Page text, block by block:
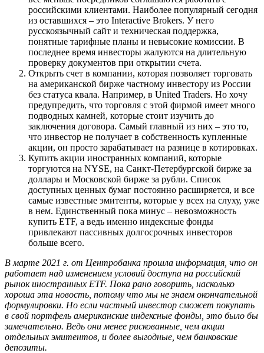
российскими клиентами. Наиболее популярный сегодня
из оставшихся – это Interactive Brokers. У него
русскоязычный сайт и техническая поддержка,
понятные тарифные планы и невысокие комиссии. В
последнее время инвесторы жалуются на длительную
проверку документов при открытии счета.
Открыть счет в компании, которая позволяет торговать
на американской бирже частному инвестору из России
без статуса квала. Например, в United Traders. Но хочу
предупредить, что торговля с этой фирмой имеет много
подводных камней, которые стоит изучить до
заключения договора. Самый главный из них – это то,
что инвестор не получает в собственность купленные
акции, он просто зарабатывает на разнице в котировках.
Купить акции иностранных компаний, которые
торгуются на NYSE, на Санкт-Петербургской бирже за
доллары и Московской бирже за рубли. Список
доступных ценных бумаг постоянно расширяется, и все
самые известные эмитенты, которые у всех на слуху, уже
в нем. Единственный пока минус – невозможность
купить ETF, а ведь именно индексные фонды
привлекают пассивных долгосрочных инвесторов
больше всего.
В марте 2021 г. от Центробанка прошла информация, что он
работает над изменением условий доступа на российский
рынок иностранных ETF. Пока рано говорить, насколько
хороша эта новость, потому что мы не знаем окончательной
формулировки. Но если частный инвестор сможет покупать
в свой портфель американские индексные фонды, это было бы
замечательно. Ведь они менее рискованные, чем акции
отдельных эмитентов, и более выгодные, чем банковские
депозиты.